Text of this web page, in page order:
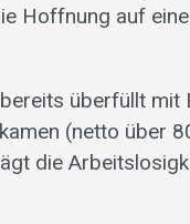
Hoffnung auf
überfüllt mit
(netto über
die